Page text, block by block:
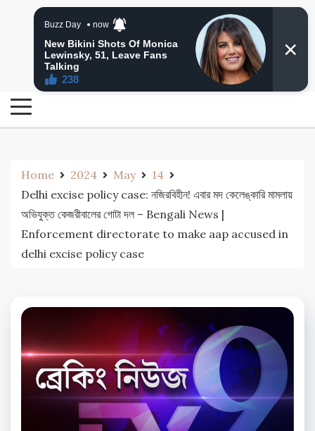
24 Ghanta Bangla News
24 Ghanta Bengali News
Home 2024 May
14
Delhi excise policy case: নজিরবিহীন! এবার মদ কেলেঙ্কারি মামলায়
অভিযুক্ত কেজরীবালের গোটা দল – Bengali News |
Enforcement directorate to make aap accused in
delhi excise policy case